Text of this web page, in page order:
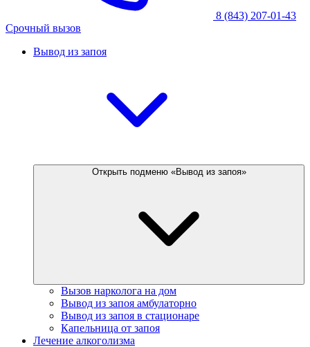
8 (843) 207-01-43
Срочный вызов
Вывод из запоя
Открыть подменю «Вывод из запоя»
Вызов нарколога на дом
Вывод из запоя амбулаторно
Вывод из запоя в стационаре
Капельница от запоя
Лечение алкоголизма